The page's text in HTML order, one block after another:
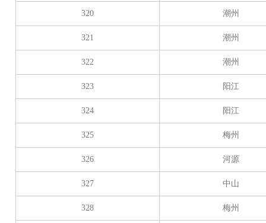
320 潮州
321 潮州
322 潮州
323 阳江
324 阳江
325 梅州
326 河源
327 中山
328 梅州